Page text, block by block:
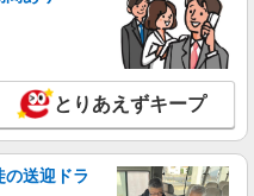
とりあえずキープ
の送迎ドラ